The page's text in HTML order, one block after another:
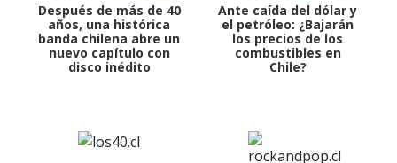
Después de más de 40
años, una histórica
banda chilena abre un
nuevo capítulo con
disco inédito
Ante caída del dólar y
el petróleo: ¿Bajarán
los precios de los
combustibles en
Chile?